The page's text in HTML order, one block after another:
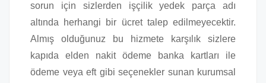
sorun için sizlerden işçilik yedek parça adı
altında herhangi bir ücret talep edilmeyecektir.
Almış olduğunuz bu hizmete karşılık sizlere
kapıda elden nakit ödeme banka kartları ile
ödeme veya eft gibi seçenekler sunan kurumsal